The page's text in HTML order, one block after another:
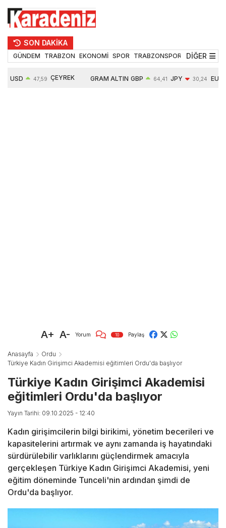
SON DAKİKA
GÜNDEM TRABZON EKONOMİ SPOR TRABZONSPOR TEKNOLOJİ
DİĞER
USD 47,59 ÇEYREK GRAM ALTIN GBP 64,41 JPY 30,24 EUR
A+ A- Yorum 10 Paylaş
Anasayfa
Ordu
Türkiye Kadın Girişimci Akademisi eğitimleri Ordu'da başlıyor
Türkiye Kadın Girişimci Akademisi
eğitimleri Ordu'da başlıyor
Yayın Tarihi: 09.10.2025 - 12:40
Kadın girişimcilerin bilgi birikimi, yönetim becerileri ve
kapasitelerini artırmak ve aynı zamanda iş hayatındaki
sürdürülebilir varlıklarını güçlendirmek amacıyla
gerçekleşen Türkiye Kadın Girişimci Akademisi, yeni
eğitim döneminde Tunceli'nin ardından şimdi de
Ordu'da başlıyor.